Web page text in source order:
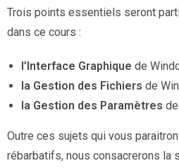
Trois points essentiels seront
dans ce cours :
l’Interface Graphique de
la Gestion des Fichiers de
la Gestion des Paramètres
Outre ces sujets qui vous
rébarbatifs, nous consacrerons la